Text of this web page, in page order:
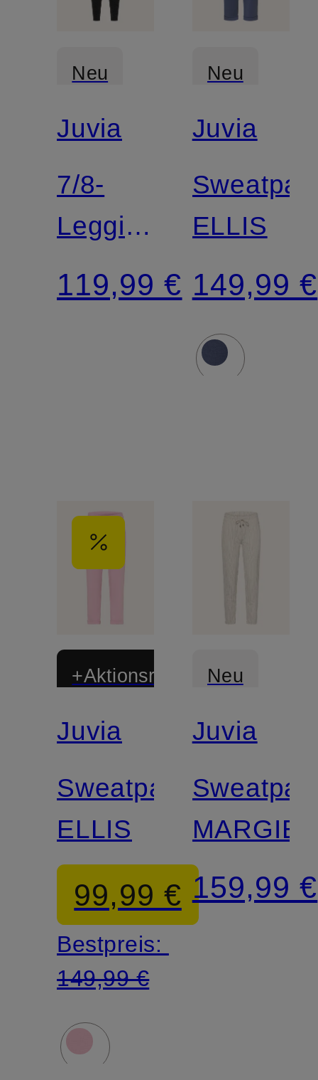
Neu
Juvia
7/8-
Leggings
ZOÉ
119,99 €
Neu
Juvia
ELLIS
149,99 €
+Aktionsrabatt
Juvia
Sweatpants
ELLIS
99,99 €
Bestpreis:
149,99 €
Neu
Juvia
MARGIE
159,99 €